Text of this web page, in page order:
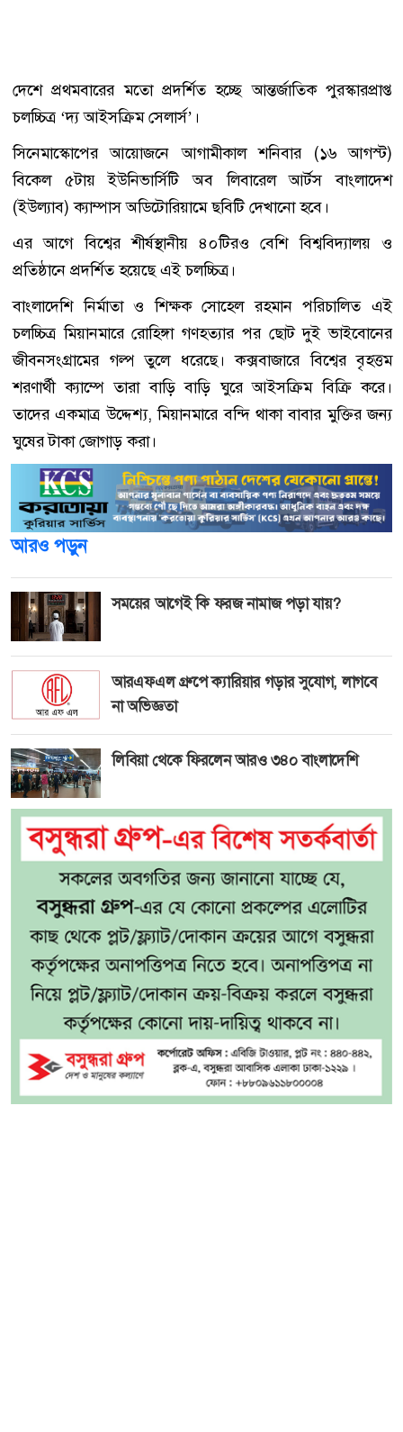
দেশে প্রথমবারের মতো প্রদর্শিত হচ্ছে আন্তর্জাতিক পুরস্কারপ্রাপ্ত
চলচ্চিত্র ‘দ্য আইসক্রিম সেলার্স’।
সিনেমাস্কোপের আয়োজনে আগামীকাল শনিবার (১৬ আগস্ট)
বিকেল ৫টায় ইউনিভার্সিটি অব লিবারেল আর্টস বাংলাদেশ
(ইউল্যাব) ক্যাম্পাস অডিটোরিয়ামে ছবিটি দেখানো হবে।
এর আগে বিশ্বের শীর্ষস্থানীয় ৪০টিরও বেশি বিশ্ববিদ্যালয় ও
প্রতিষ্ঠানে প্রদর্শিত হয়েছে এই চলচ্চিত্র।
বাংলাদেশি নির্মাতা ও শিক্ষক সোহেল রহমান পরিচালিত এই
চলচ্চিত্র মিয়ানমারে রোহিঙ্গা গণহত্যার পর ছোট দুই ভাইবোনের
জীবনসংগ্রামের গল্প তুলে ধরেছে। কক্সবাজারে বিশ্বের বৃহত্তম
শরণার্থী ক্যাম্পে তারা বাড়ি বাড়ি ঘুরে আইসক্রিম বিক্রি করে।
তাদের একমাত্র উদ্দেশ্য, মিয়ানমারে বন্দি থাকা বাবার মুক্তির জন্য
ঘুষের টাকা জোগাড় করা।
আরও পড়ুন
সময়ের আগেই কি ফরজ নামাজ পড়া যায়?
আরএফএল গ্রুপে ক্যারিয়ার গড়ার সুযোগ, লাগবে
না অভিজ্ঞতা
লিবিয়া থেকে ফিরলেন আরও ৩৪০ বাংলাদেশি